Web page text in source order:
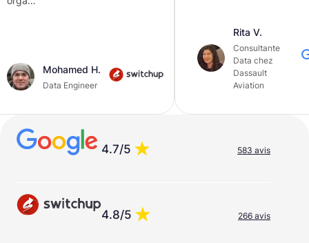
H.
Consultante
Data chez
Dassault
4.7/5 583 avis
4.8/5 266 avis